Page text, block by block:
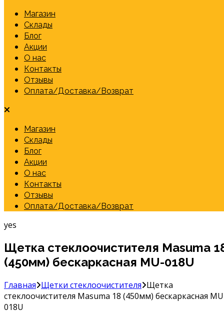
Магазин
Склады
Блог
Акции
О нас
Контакты
Отзывы
Оплата/Доставка/Возврат
Магазин
Склады
Блог
Акции
О нас
Контакты
Отзывы
Оплата/Доставка/Возврат
yes
Щетка стеклоочистителя Masuma
(450мм) бескаркасная MU-018U
Главная Щетки стеклоочистителя Щетка
стеклоочистителя Masuma 18 (450мм) бескаркасная
018U